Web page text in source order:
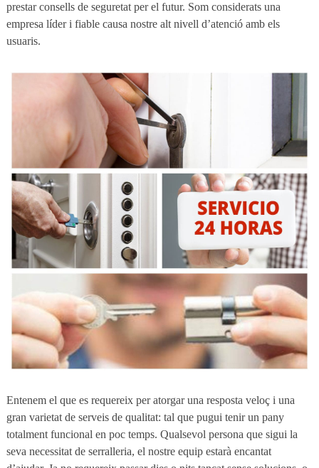
prestar consells de seguretat per el futur. Som considerats una
empresa líder i fiable causa nostre alt nivell d’atenció amb els
usuaris.
Entenem el que es requereix per atorgar una resposta veloç i una
gran varietat de serveis de qualitat: tal que pugui tenir un pany
totalment funcional en poc temps. Qualsevol persona que sigui la
seva necessitat de serralleria, el nostre equip estarà encantat